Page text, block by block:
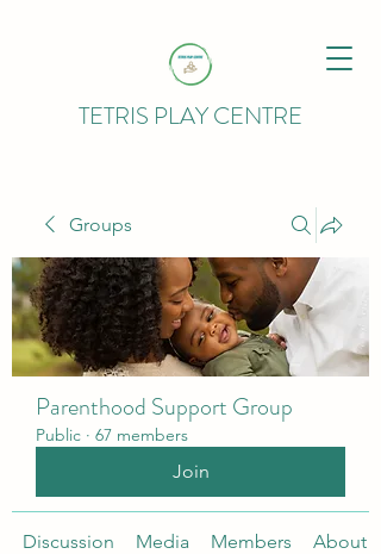
TETRIS PLAY CENTRE
Groups
Parenthood Support Group
Public · 67 members
Join
Discussion Media Members About